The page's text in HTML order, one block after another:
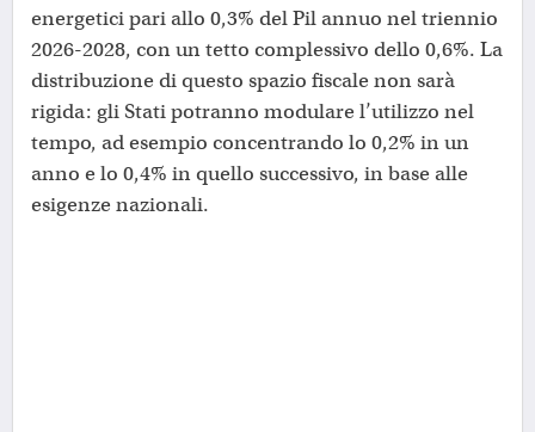
energetici pari allo 0,3% del Pil annuo nel triennio
2026-2028, con un tetto complessivo dello 0,6%. La
distribuzione di questo spazio fiscale non sarà
rigida: gli Stati potranno modulare l’utilizzo nel
tempo, ad esempio concentrando lo 0,2% in un
anno e lo 0,4% in quello successivo, in base alle
esigenze nazionali.